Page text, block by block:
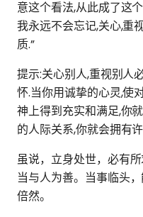
意这个看法,从此成了这
我永远不会忘记,关心,重
质.”
提示:关心别人,重视别人
怀.当你用诚挚的心灵,使
神上得到充实和满足,你
的人际关系,你就会拥有
虽说，立身处世，必有
当与人为善。当事临头
倍然。